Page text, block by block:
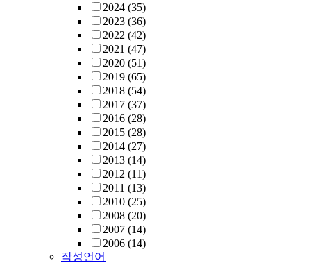
2024 (35)
2023 (36)
2022 (42)
2021 (47)
2020 (51)
2019 (65)
2018 (54)
2017 (37)
2016 (28)
2015 (28)
2014 (27)
2013 (14)
2012 (11)
2011 (13)
2010 (25)
2008 (20)
2007 (14)
2006 (14)
작성언어